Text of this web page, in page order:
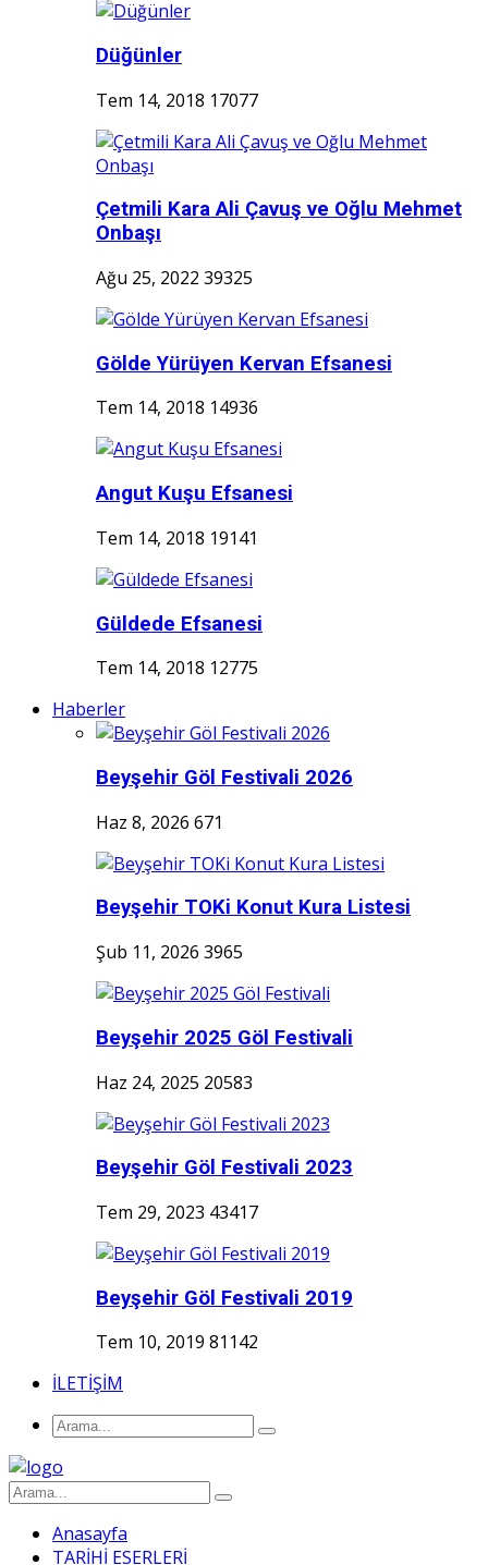
Düğünler
Tem 14, 2018 17077
Çetmili Kara Ali Çavuş ve Oğlu Mehmet
Onbaşı
Ağu 25, 2022 39325
Gölde Yürüyen Kervan Efsanesi
Tem 14, 2018 14936
Angut Kuşu Efsanesi
Tem 14, 2018 19141
Güldede Efsanesi
Tem 14, 2018 12775
Haberler
Beyşehir Göl Festivali 2026
Haz 8, 2026 671
Beyşehir TOKi Konut Kura Listesi
Şub 11, 2026 3965
Beyşehir 2025 Göl Festivali
Haz 24, 2025 20583
Beyşehir Göl Festivali 2023
Tem 29, 2023 43417
Beyşehir Göl Festivali 2019
Tem 10, 2019 81142
İLETİŞİM
Anasayfa
TARİHİ ESERLERİ